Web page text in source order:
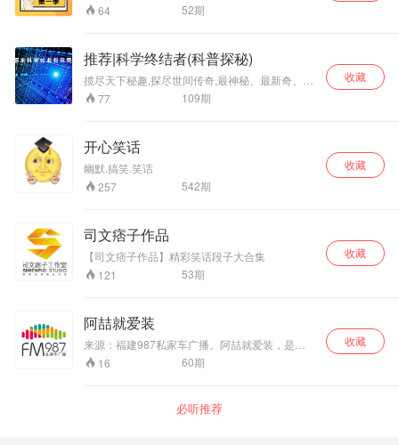
64
52期
推荐|科学终结者(科普探秘)
揽尽天下秘趣,探尽世间传奇,最神秘、最新奇、最
不可思议尽在科学终结者。每日我们用最有趣诙
谐的语言为您分享最有趣的科学猎奇小段子，每
77 109期
收藏
开心笑话
幽默.搞笑.笑话
257
542期
收藏
司文痞子作品
【司文痞子作品】精彩笑话段子大合集
121
53期
收藏
阿喆就爱装
来源：福建987私家车广播。阿喆就爱装，是一
档趣味的家装类节目，从家装需要注意哪些问
题，到选择用料以及家用电器的选购，内容都有
痛点进行介绍。每期一个小知识点，希望给您的
家装过程能够带来帮助。
16 60期
收藏
必听推荐